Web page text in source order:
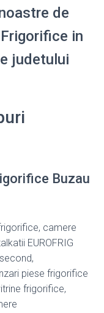
de
in
judetului
Buzau
camere
EUROFRIG
piese frigorifice
frigorifice,